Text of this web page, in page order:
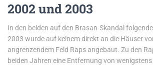
2002 und 2003
In den beiden auf den Brasan-Skandal
2003 wurde auf keinem direkt an die Häuser
angrenzendem Feld Raps angebaut. Zu den
beiden Jahren eine Entfernung von